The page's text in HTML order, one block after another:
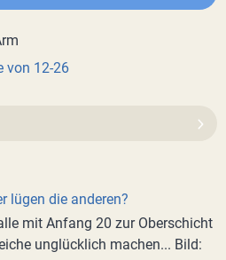
von 12-26
lügen die anderen?
mit Anfang 20 zur Oberschicht
unglücklich machen... Bild: